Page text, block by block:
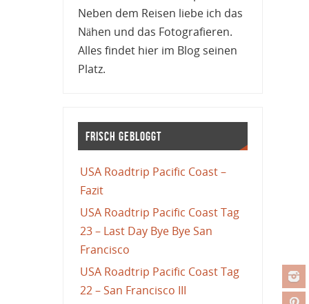
Neben dem Reisen liebe ich das
Nähen und das Fotografieren.
Alles findet hier im Blog seinen
Platz.
Frisch gebloggt
USA Roadtrip Pacific Coast –
Fazit
USA Roadtrip Pacific Coast Tag
23 – Last Day Bye Bye San
Francisco
USA Roadtrip Pacific Coast Tag
22 – San Francisco III